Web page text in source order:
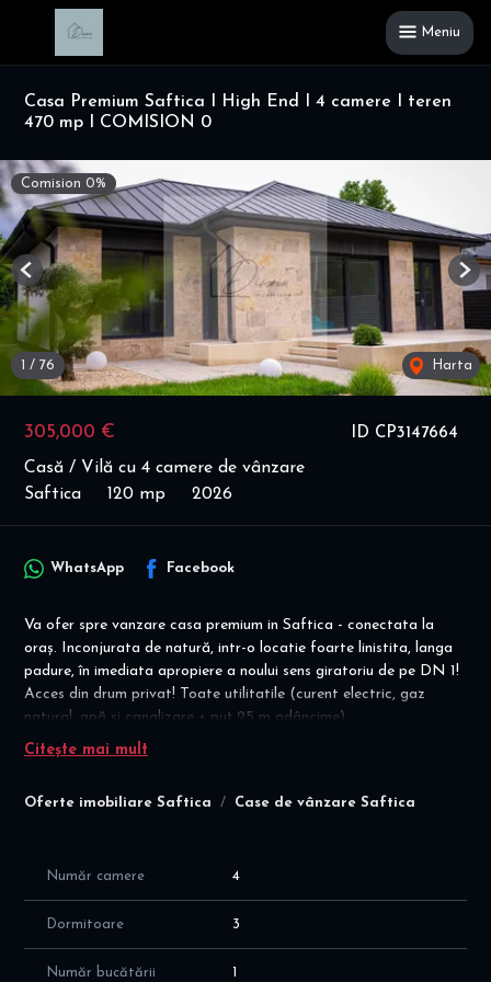
Meniu
Casa Premium Saftica I High End I 4 camere I teren
470 mp I COMISION 0
ID CP3147664
305,000 €
Casă / Vilă cu 4 camere de vânzare
Saftica
120 mp 2026
Comision 0%
1 / 76 Harta
Previous
Oferte imobiliare Saftica Case de vânzare Saftica
WhatsApp Facebook
Va ofer spre vanzare casa premium in Saftica - conectata la
oraș. Inconjurata de natură, intr-o locatie foarte linistita, langa
padure, în imediata apropiere a noului sens giratoriu de pe DN 1!
Acces din drum privat! Toate utilitatile (curent electric, gaz
natural, apă și canalizare + puț 25 m adâncime).
Disponibilitate imediata! Vilă absolut spectaculoasă! Vila
Ideala pentru cei care caută liniște, natură, aer curat, finisaje
Casa este construita in 2026 pe parter (cu placa peste parter),
terasa superba de 33mp, cu suprafata construita de 178 mp, cu o
Citește mai mult
Număr camere 4
Dormitoare 3
Număr bucătării 1